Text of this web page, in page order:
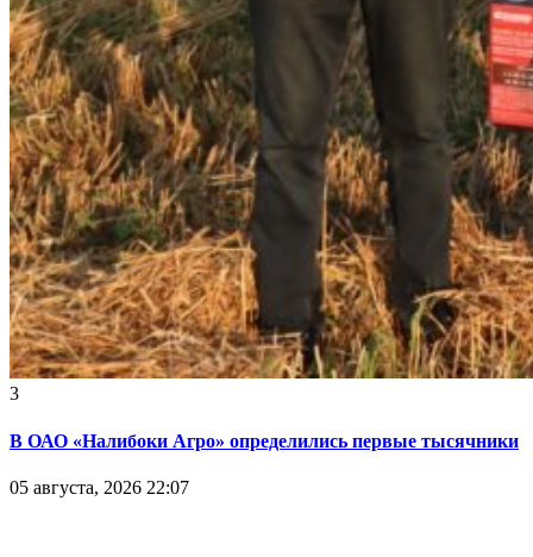
3
В ОАО «Налибоки Агро» определились первые тысячники
05 августа, 2026 22:07